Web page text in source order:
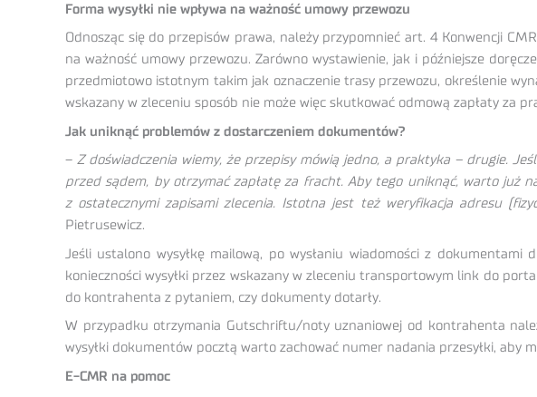
Forma wysyłki nie wpływa na ważność umowy przewozu
Odnosząc się do przepisów prawa, należy przypomnieć art. 4 Konwencji
na ważność umowy przewozu. Zarówno wystawienie, jak i późniejsze
przedmiotowo istotnym takim jak oznaczenie trasy przewozu, określenie
wskazany w zleceniu sposób nie może więc skutkować odmową zapłaty za
Jak uniknąć problemów z dostarczeniem dokumentów?
– Z doświadczenia wiemy, że przepisy mówią jedno, a praktyka – drugie.
przed sądem, by otrzymać zapłatę za fracht. Aby tego uniknąć, warto już
z ostatecznymi zapisami zlecenia. Istotna jest też weryfikacja adresu
Pietrusewicz.
Jeśli ustalono wysyłkę mailową, po wysłaniu wiadomości z
konieczności wysyłki przez wskazany w zleceniu transportowym link do
do kontrahenta z pytaniem, czy dokumenty dotarły.
W przypadku otrzymania Gutschriftu/noty uznaniowej od kontrahenta
wysyłki dokumentów pocztą warto zachować numer nadania przesyłki, aby
E-CMR na pomoc